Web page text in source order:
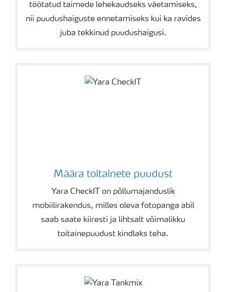
töötatud taimede lehekaudseks väetamiseks,
nii puudushaiguste ennetamiseks kui ka ravides
juba tekkinud puudushaigusi.
Määra toitainete puudust
Yara CheckIT on põllumajanduslik
mobiilirakendus, milles oleva fotopanga abil
saab saate kiiresti ja lihtsalt võimalikku
toitainepuudust kindlaks teha.